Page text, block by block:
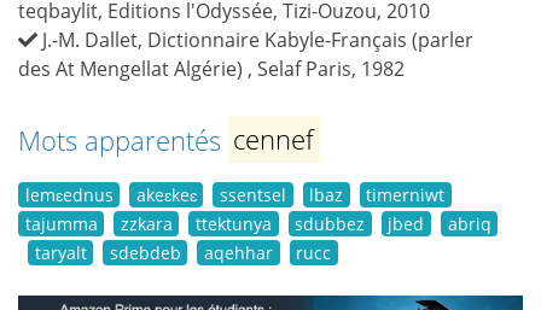
teqbaylit, Editions l'Odyssée, Tizi-Ouzou, 2010
J.-M. Dallet, Dictionnaire Kabyle-Français (parler
des At Mengellat Algérie) , Selaf Paris, 1982
Mots apparentés cennef
lemɛednus akeɛkeɛ ssentsel lbaz
timerniwt
tajumma
zzkara ttektunya sdubbez jbed
abriq
taryalt
sdebdeb aqehhar rucc